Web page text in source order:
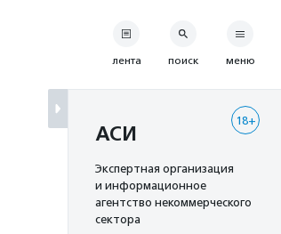
лента поиск меню
18+
АСИ
Экспертная организация
и информационное
агентство некоммерческого
сектора